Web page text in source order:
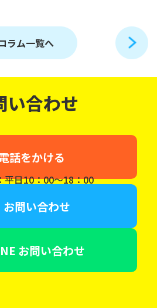
ラム一覧へ
い合わせ
話をかける
平日10：00～18：00
お問い合わせ
お問い合わせ